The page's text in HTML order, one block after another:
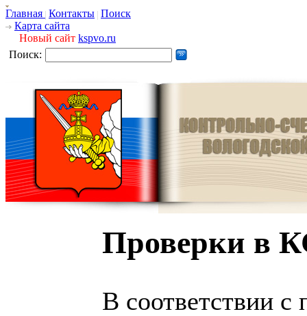
Главная Контакты Поиск
Карта сайта
Новый сайт kspvo.ru
Поиск:
Проверки в
В соответствии